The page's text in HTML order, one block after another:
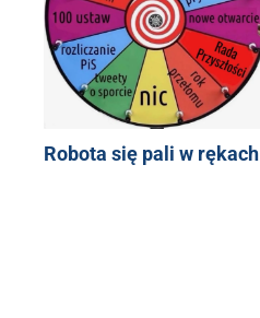
Robota się pali w rękach